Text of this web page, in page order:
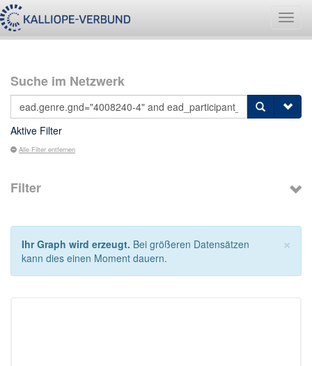
Suche im Netzwerk
Aktive Filter
Alle Filter entfernen
Filter
×
Ihr Graph wird erzeugt. Bei größeren Datensätzen
kann dies einen Moment dauern.